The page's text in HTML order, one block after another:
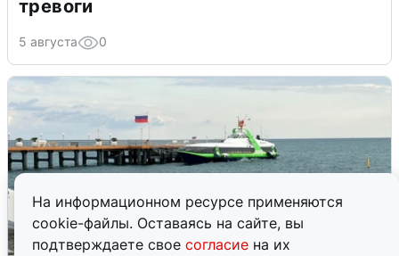
На информационном ресурсе применяются
cookie-файлы. Оставаясь на сайте, вы
подтверждаете свое согласие на их
тревоги
5 августа 0